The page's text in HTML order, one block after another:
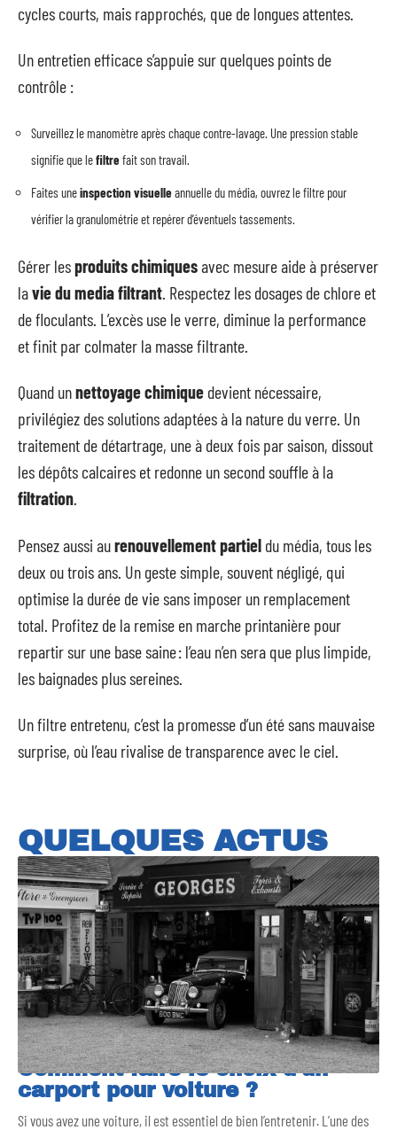
cycles courts, mais rapprochés, que de longues attentes.
Un entretien efficace s’appuie sur quelques points de
contrôle :
Surveillez le manomètre après chaque contre-lavage. Une pression stable
signifie que lefiltrefait son travail.
Faites uneinspection visuelleannuelle du média, ouvrez le filtre pour
vérifier la granulométrie et repérer d’éventuels tassements.
Gérer lesproduits chimiquesavec mesure aide à préserver
lavie du media filtrant . Respectez les dosages de chlore et
de floculants. L’excès use le verre, diminue la performance
et finit par colmater la masse filtrante.
Quand unnettoyage chimique devient nécessaire,
privilégiez des solutions adaptées à la nature du verre. Un
traitement de détartrage, une à deux fois par saison, dissout
les dépôts calcaires et redonne un second souffle à la
filtration.
Pensez aussi aurenouvellement partiel du média, tous les
deux ou trois ans. Un geste simple, souvent négligé, qui
optimise la durée de vie sans imposer un remplacement
total. Profitez de la remise en marche printanière pour
repartir sur une base saine : l’eau n’en sera que plus limpide,
les baignades plus sereines.
Un filtre entretenu, c’est la promesse d’un été sans mauvaise
surprise, où l’eau rivalise de transparence avec le ciel.
QUELQUES ACTUS
Comment faire le choix d’un
carport pour voiture ?
Si vous avez une voiture, il est essentiel de bien l’entretenir. L’une des